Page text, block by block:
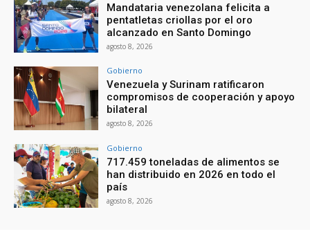
Mandataria venezolana felicita a
pentatletas criollas por el oro
alcanzado en Santo Domingo
agosto 8, 2026
Gobierno
Venezuela y Surinam ratificaron
compromisos de cooperación y apoyo
bilateral
agosto 8, 2026
Gobierno
717.459 toneladas de alimentos se
han distribuido en 2026 en todo el
país
agosto 8, 2026